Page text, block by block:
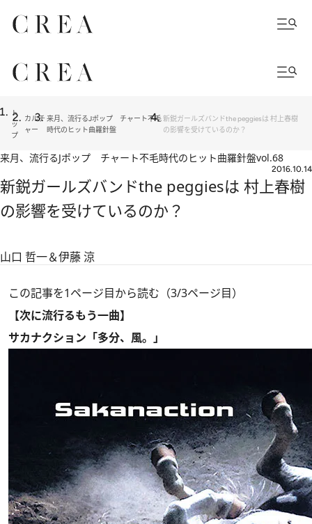
ト
ッ
プ
カルチ
ャー
来月、流行るJポップ チャート不毛
時代のヒット曲羅針盤
新鋭ガールズバンドthe peggiesは 村上春樹
の影響を受けているのか？
来月、流行るJポップ チャート不毛時代のヒット曲羅針盤vol.68
2016.10.14
新鋭ガールズバンドthe peggiesは 村上春樹
の影響を受けているのか？
山口 哲一＆伊藤 涼
この記事を1ページ目から読む（3/3ページ目）
【次に流行るもう一曲】
サカナクション「多分、風。」